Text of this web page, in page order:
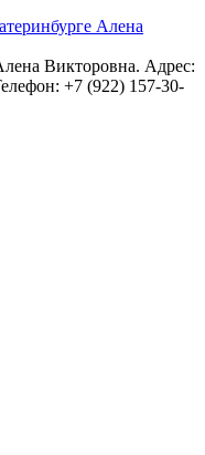
Викторовна. Адрес:
+7 (922) 157-30-